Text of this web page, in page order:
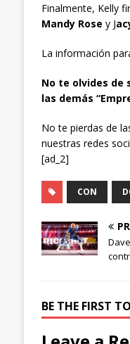
Finalmente, Kelly
Mandy Rose y J
La información
No te olvides de
las demás
No te pierdas de
nuestras redes
[ad_2]
CON
BE THE FIRST